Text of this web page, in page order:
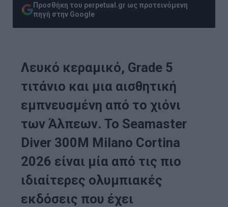
Προσθήκη του perpetual.gr ως προτεινόμενη
πηγή στην Google
Λευκό κεραμικό, Grade 5
τιτάνιο και μια αισθητική
εμπνευσμένη από το χιόνι
των Άλπεων. Το Seamaster
Diver 300M Milano Cortina
2026 είναι μία από τις πιο
ιδιαίτερες ολυμπιακές
εκδόσεις που έχει